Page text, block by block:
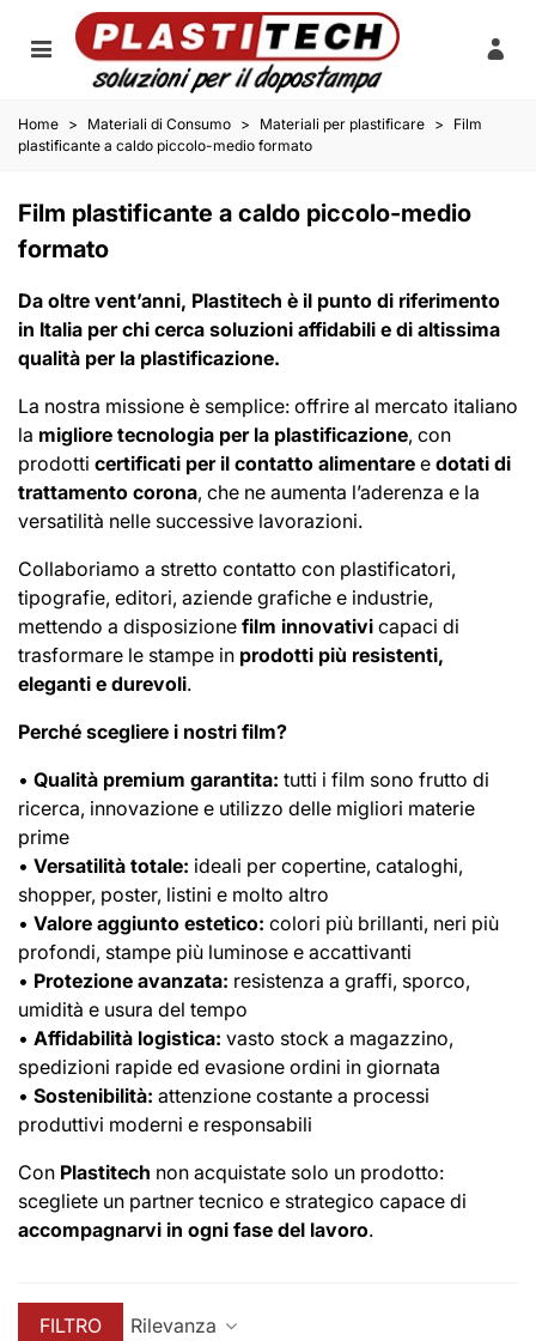
Home > Materiali di Consumo > Materiali per plastificare >
Film
plastificante a caldo piccolo-medio formato
Film plastificante a caldo piccolo-medio
formato
Da oltre vent’anni, Plastitech è il punto di riferimento
in Italia per chi cerca soluzioni affidabili e di altissima
qualità per la plastificazione.
La nostra missione è semplice: offrire al mercato italiano
la migliore tecnologia per la plastificazione, con
prodotti certificati per il contatto alimentare e dotati di
trattamento corona, che ne aumenta l’aderenza e la
versatilità nelle successive lavorazioni.
Collaboriamo a stretto contatto con plastificatori,
tipografie, editori, aziende grafiche e industrie,
mettendo a disposizione film innovativi capaci di
trasformare le stampe in prodotti più resistenti,
eleganti e durevoli.
Perché scegliere i nostri film?
• Qualità premium garantita: tutti i film sono frutto di
ricerca, innovazione e utilizzo delle migliori materie
prime
• Versatilità totale: ideali per copertine, cataloghi,
shopper, poster, listini e molto altro
• Valore aggiunto estetico: colori più brillanti, neri più
profondi, stampe più luminose e accattivanti
• Protezione avanzata: resistenza a graffi, sporco,
umidità e usura del tempo
• Affidabilità logistica: vasto stock a magazzino,
spedizioni rapide ed evasione ordini in giornata
• Sostenibilità: attenzione costante a processi
produttivi moderni e responsabili
Con Plastitech non acquistate solo un prodotto:
scegliete un partner tecnico e strategico capace di
accompagnarvi in ogni fase del lavoro.
FILTRO Rilevanza